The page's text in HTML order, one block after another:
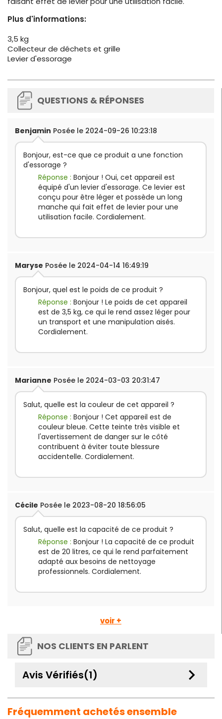
Plus d'informations:
3,5 kg
Collecteur de déchets et grille
Levier d'essorage
QUESTIONS & RÉPONSES
Benjamin Posée le 2024-09-26 10:23:18
Bonjour, est-ce que ce produit a une fonction
d'essorage ?
Réponse : Bonjour ! Oui, cet appareil est
équipé d'un levier d'essorage. Ce levier est
conçu pour être léger et possède un long
manche qui fait effet de levier pour une
utilisation facile. Cordialement.
Maryse Posée le 2024-04-14 16:49:19
Bonjour, quel est le poids de ce produit ?
Réponse : Bonjour ! Le poids de cet appareil
est de 3,5 kg, ce qui le rend assez léger pour
un transport et une manipulation aisés.
Cordialement.
Marianne Posée le 2024-03-03 20:31:47
Salut, quelle est la couleur de cet appareil ?
Réponse : Bonjour ! Cet appareil est de
couleur bleue. Cette teinte très visible et
l'avertissement de danger sur le côté
contribuent à éviter toute blessure
accidentelle. Cordialement.
Cécile Posée le 2023-08-20 18:56:05
Salut, quelle est la capacité de ce produit ?
Réponse : Bonjour ! La capacité de ce produit
est de 20 litres, ce qui le rend parfaitement
adapté aux besoins de nettoyage
professionnels. Cordialement.
voir +
NOS CLIENTS EN PARLENT
Avis Vérifiés(1) keyboard_arrow_down
Fréquemment achetés ensemble